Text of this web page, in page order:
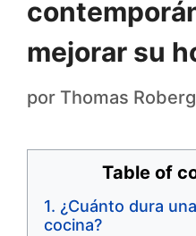
mejorar su
por Thomas
Table of
¿Cuánto dura
cocina?